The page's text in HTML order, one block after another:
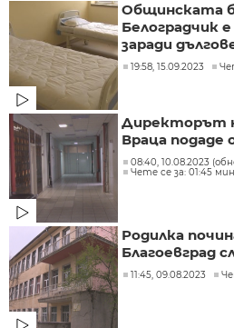
Общинската
Белоградчик
заради
19:58, 15.09.2023
Директорът
Враца подаде
08:40, 10.08.2023
Чете се за: 01:45
Родилка
Благоевград
11:45, 09.08.2023